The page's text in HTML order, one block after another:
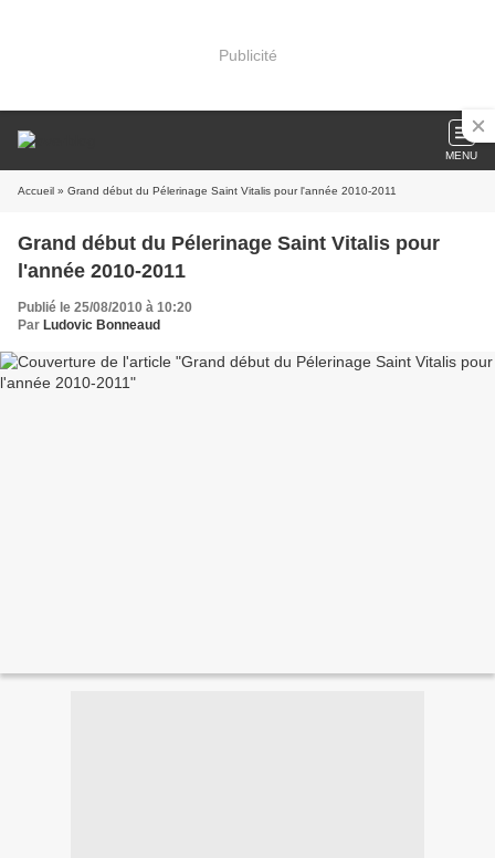
Publicité
MENU
Accueil » Grand début du Pélerinage Saint Vitalis pour l'année 2010-2011
Grand début du Pélerinage Saint Vitalis pour
l'année 2010-2011
Publié le 25/08/2010 à 10:20
Par Ludovic Bonneaud